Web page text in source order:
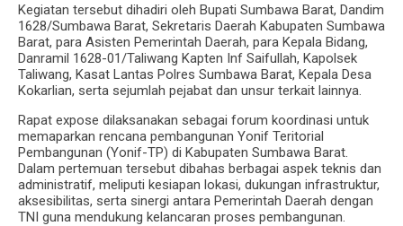
Kegiatan tersebut dihadiri oleh Bupati Sumbawa Barat, Dandim
1628/Sumbawa Barat, Sekretaris Daerah Kabupaten Sumbawa
Barat, para Asisten Pemerintah Daerah, para Kepala Bidang,
Danramil 1628-01/Taliwang Kapten Inf Saifullah, Kapolsek
Taliwang, Kasat Lantas Polres Sumbawa Barat, Kepala Desa
Kokarlian, serta sejumlah pejabat dan unsur terkait lainnya.
Rapat expose dilaksanakan sebagai forum koordinasi untuk
memaparkan rencana pembangunan Yonif Teritorial
Pembangunan (Yonif-TP) di Kabupaten Sumbawa Barat.
Dalam pertemuan tersebut dibahas berbagai aspek teknis dan
administratif, meliputi kesiapan lokasi, dukungan infrastruktur,
aksesibilitas, serta sinergi antara Pemerintah Daerah dengan
TNI guna mendukung kelancaran proses pembangunan.